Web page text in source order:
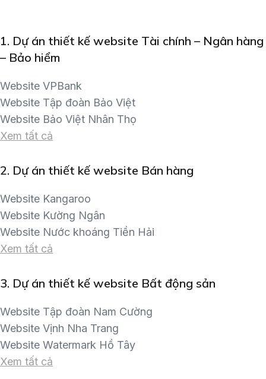
1. Dự án thiết kế website Tài chính – Ngân hàng
– Bảo hiểm
Website VPBank
Website Tập đoàn Bảo Việt
Website Bảo Việt Nhân Thọ
Xem tất cả
2. Dự án thiết kế website Bán hàng
Website Kangaroo
Website Kường Ngân
Website Nước khoáng Tiền Hải
Xem tất cả
3. Dự án thiết kế website Bất động sản
Website Tập đoàn Nam Cường
Website Vịnh Nha Trang
Website Watermark Hồ Tây
Xem tất cả